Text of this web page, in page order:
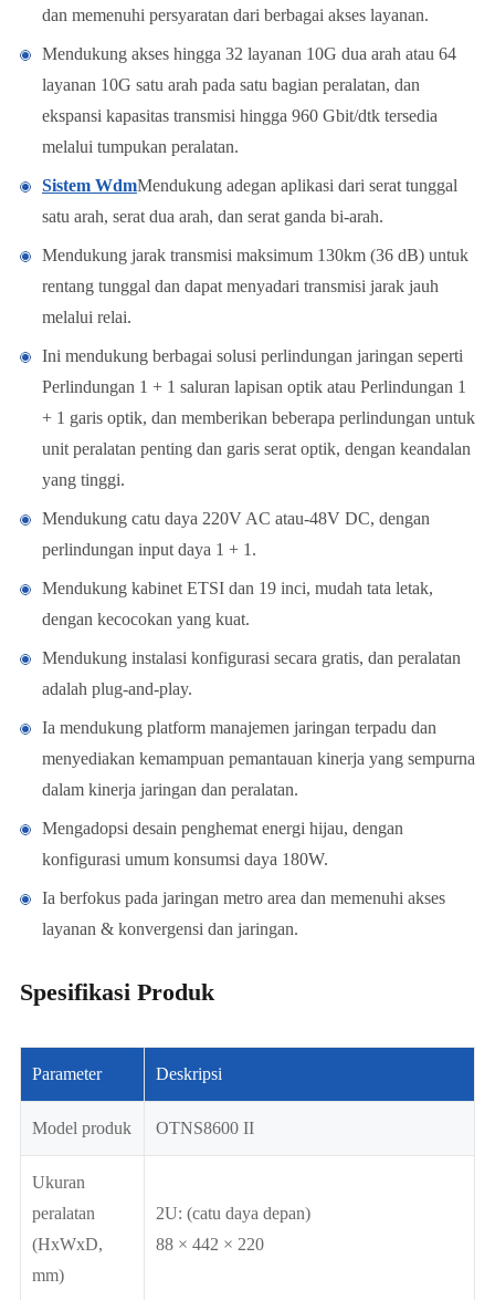
dan memenuhi persyaratan dari berbagai akses layanan.
Mendukung akses hingga 32 layanan 10G dua arah atau 64
layanan 10G satu arah pada satu bagian peralatan, dan
ekspansi kapasitas transmisi hingga 960 Gbit/dtk tersedia
melalui tumpukan peralatan.
Sistem WdmMendukung adegan aplikasi dari serat tunggal
satu arah, serat dua arah, dan serat ganda bi-arah.
Mendukung jarak transmisi maksimum 130km (36 dB) untuk
rentang tunggal dan dapat menyadari transmisi jarak jauh
melalui relai.
Ini mendukung berbagai solusi perlindungan jaringan seperti
Perlindungan 1 + 1 saluran lapisan optik atau Perlindungan 1
+ 1 garis optik, dan memberikan beberapa perlindungan untuk
unit peralatan penting dan garis serat optik, dengan keandalan
yang tinggi.
Mendukung catu daya 220V AC atau-48V DC, dengan
perlindungan input daya 1 + 1.
Mendukung kabinet ETSI dan 19 inci, mudah tata letak,
dengan kecocokan yang kuat.
Mendukung instalasi konfigurasi secara gratis, dan peralatan
adalah plug-and-play.
Ia mendukung platform manajemen jaringan terpadu dan
menyediakan kemampuan pemantauan kinerja yang sempurna
dalam kinerja jaringan dan peralatan.
Mengadopsi desain penghemat energi hijau, dengan
konfigurasi umum konsumsi daya 180W.
Ia berfokus pada jaringan metro area dan memenuhi akses
layanan & konvergensi dan jaringan.
Spesifikasi Produk
Parameter Deskripsi
Model produk OTNS8600 II
Ukuran
peralatan
(HxWxD,
mm)
2U: (catu daya depan)
88 × 442 × 220